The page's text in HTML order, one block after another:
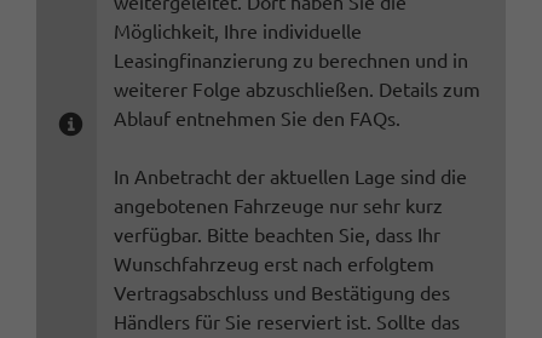
Möglichkeit, Ihre individuelle
Leasingfinanzierung zu berechnen und in
weiterer Folge abzuschließen. Details zum
Ablauf entnehmen Sie den FAQs.
In Anbetracht der aktuellen Lage sind die
angebotenen Fahrzeuge nur sehr kurz
verfügbar. Bitte beachten Sie, dass Ihr
Wunschfahrzeug erst nach erfolgtem
Vertragsabschluss und Bestätigung des
Händlers für Sie reserviert ist. Sollte das